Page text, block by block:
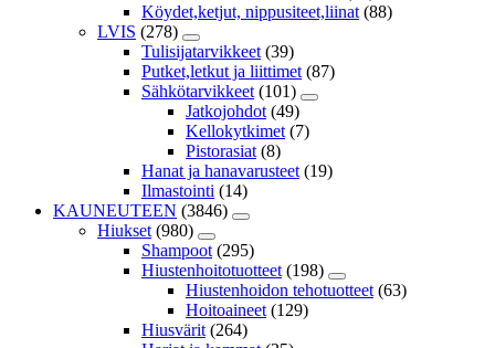
Köydet,ketjut, nippusiteet,liinat (88)
LVIS (278)
Tulisijatarvikkeet (39)
Putket,letkut ja liittimet (87)
Sähkötarvikkeet (101)
Jatkojohdot (49)
Kellokytkimet (7)
Pistorasiat (8)
Hanat ja hanavarusteet (19)
Ilmastointi (14)
KAUNEUTEEN (3846)
Hiukset (980)
Shampoot (295)
Hiustenhoitotuotteet (198)
Hiustenhoidon tehotuotteet (63)
Hoitoaineet (129)
Hiusvärit (264)